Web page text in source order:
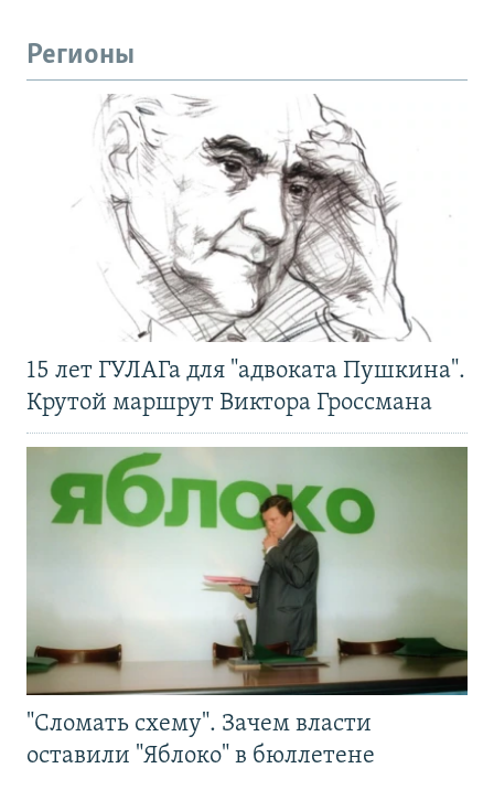
Регионы
15 лет ГУЛАГа для "адвоката Пушкина".
Крутой маршрут Виктора Гроссмана
"Сломать схему". Зачем власти
оставили "Яблоко" в бюллетене